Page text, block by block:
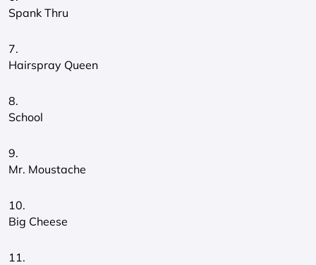
Spank Thru
7.
Hairspray Queen
8.
School
9.
Mr. Moustache
10.
Big Cheese
11.